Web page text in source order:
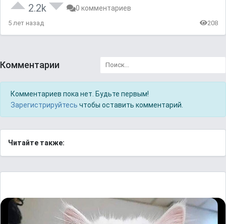
2.2k 0 комментариев
5 лет назад 208
Комментарии
Комментариев пока нет. Будьте первым!
Зарегистрируйтесь чтобы оставить комментарий.
Читайте также: